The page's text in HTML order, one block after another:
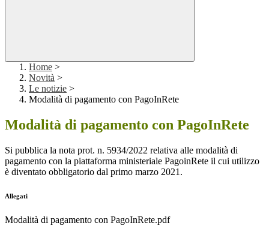
Home >
Novità >
Le notizie >
Modalità di pagamento con PagoInRete
Modalità di pagamento con PagoInRete
Si pubblica la nota prot. n. 5934/2022 relativa alle modalità di
pagamento con la piattaforma ministeriale PagoinRete il cui utilizzo
è diventato obbligatorio dal primo marzo 2021.
Allegati
Modalità di pagamento con PagoInRete.pdf